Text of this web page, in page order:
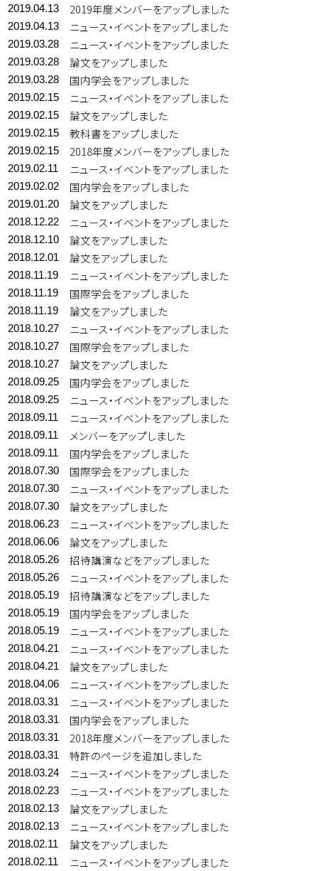
2019.04.13 2019年度メンバーをアップしました
2019.04.13 ニュース・イベントをアップしました
2019.03.28 ニュース・イベントをアップしました
2019.03.28 論文をアップしました
2019.03.28 国内学会をアップしました
2019.02.15 ニュース・イベントをアップしました
2019.02.15 論文をアップしました
2019.02.15 教科書をアップしました
2019.02.15 2018年度メンバーをアップしました
2019.02.11 ニュース・イベントをアップしました
2019.02.02 国内学会をアップしました
2019.01.20 論文をアップしました
2018.12.22 ニュース・イベントをアップしました
2018.12.10 論文をアップしました
2018.12.01 論文をアップしました
2018.11.19 ニュース・イベントをアップしました
2018.11.19 国際学会をアップしました
2018.11.19 論文をアップしました
2018.10.27 ニュース・イベントをアップしました
2018.10.27 国際学会をアップしました
2018.10.27 論文をアップしました
2018.09.25 国内学会をアップしました
2018.09.25 ニュース・イベントをアップしました
2018.09.11 ニュース・イベントをアップしました
2018.09.11 メンバーをアップしました
2018.09.11 国内学会をアップしました
2018.07.30 国際学会をアップしました
2018.07.30 ニュース・イベントをアップしました
2018.07.30 論文をアップしました
2018.06.23 ニュース・イベントをアップしました
2018.06.06 論文をアップしました
2018.05.26 招待講演などをアップしました
2018.05.26 ニュース・イベントをアップしました
2018.05.19 招待講演などをアップしました
2018.05.19 国内学会をアップしました
2018.05.19 ニュース・イベントをアップしました
2018.04.21 ニュース・イベントをアップしました
2018.04.21 論文をアップしました
2018.04.06 ニュース・イベントをアップしました
2018.03.31 ニュース・イベントをアップしました
2018.03.31 国内学会をアップしました
2018.03.31 2018年度メンバーをアップしました
2018.03.31 特許のページを追加しました
2018.03.24 ニュース・イベントをアップしました
2018.02.23 ニュース・イベントをアップしました
2018.02.13 論文をアップしました
2018.02.13 ニュース・イベントをアップしました
2018.02.11 論文をアップしました
2018.02.11 ニュース・イベントをアップしました